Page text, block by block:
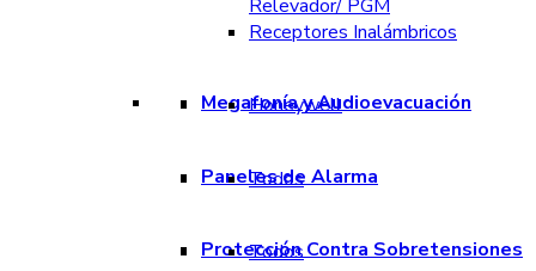
Relevador/ PGM
Receptores Inalámbricos
Megafonía y Audioevacuación
Honeywell
Paneles de Alarma
Todos
Protección Contra Sobretensiones
Todos